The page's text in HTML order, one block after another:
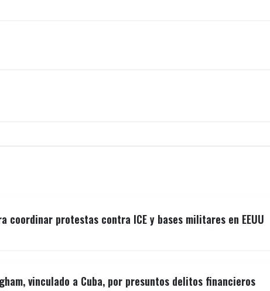
coordinar protestas contra ICE y bases militares en EEUU
vinculado a Cuba, por presuntos delitos financieros